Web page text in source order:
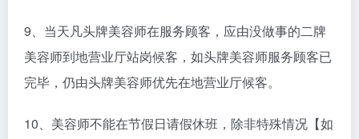
9、当天凡头牌美容师在服务顾客，应由没做事的二牌
美容师到地营业厅站岗候客，如头牌美容师服务顾客已
完毕，仍由头牌美容师优先在地营业厅候客。
10、美容师不能在节假日请假休班，除非特殊情况【如